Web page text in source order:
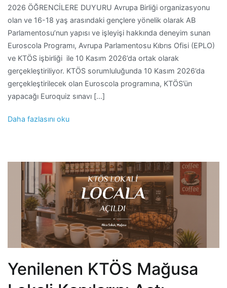
2026 ÖĞRENCİLERE DUYURU Avrupa Birliği organizasyonu
olan ve 16-18 yaş arasındaki gençlere yönelik olarak AB
Parlamentosu’nun yapısı ve işleyişi hakkında deneyim sunan
Euroscola Programı, Avrupa Parlamentosu Kıbrıs Ofisi (EPLO)
ve KTÖS işbirliği ile 10 Kasım 2026’da ortak olarak
gerçekleştiriliyor. KTÖS sorumluluğunda 10 Kasım 2026’da
gerçekleştirilecek olan Euroscola programına, KTÖS’ün
yapacağı Euroquiz sınavı […]
Daha fazlasını oku
Yenilenen KTÖS Mağusa